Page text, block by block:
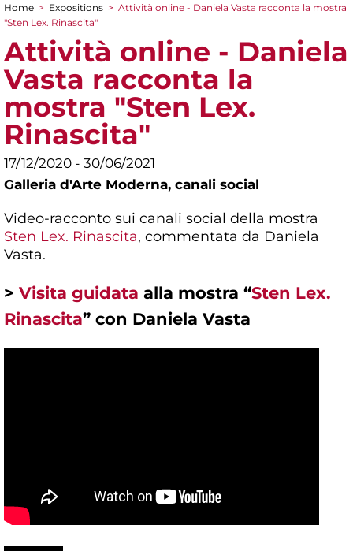
You are here
Home > Expositions > Attività online - Daniela Vasta racconta la mostra
"Sten Lex. Rinascita"
Attività online - Daniela
Vasta racconta la
mostra "Sten Lex.
Rinascita"
17/12/2020 - 30/06/2021
Galleria d'Arte Moderna, canali social
Video-racconto sui canali social della mostra
Sten Lex. Rinascita, commentata da Daniela
Vasta.
> Visita guidata alla mostra “Sten Lex.
Rinascita” con Daniela Vasta